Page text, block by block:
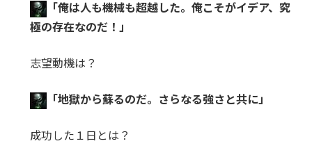
「俺は人も機械も超越した。俺こそがイデア、究
極の存在なのだ！」
志望動機は？
「地獄から蘇るのだ。さらなる強さと共に」
成功した１日とは？